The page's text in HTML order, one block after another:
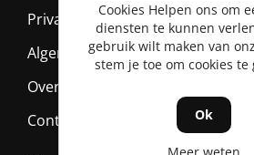
Privacy policy
Algemene voorwaarden
Over ons
Contact
Cookies Helpen ons om
diensten te kunnen
gebruik wilt maken van
stem je toe om cookies te
Ok